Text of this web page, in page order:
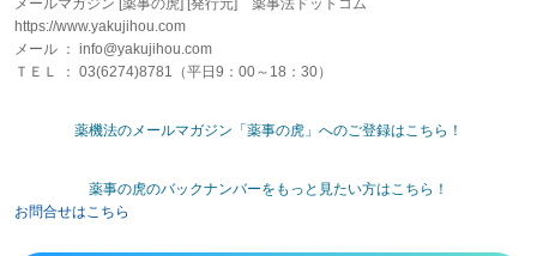
メールマガジン [薬事の虎] [発行元] 薬事法ドットコム
https://www.yakujihou.com
メール ： info@yakujihou.com
ＴＥＬ ： 03(6274)8781（平日9：00～18：30）
薬機法のメールマガジン「薬事の虎」へのご登録はこちら！
薬事の虎のバックナンバーをもっと見たい方はこちら！
お問合せはこちら